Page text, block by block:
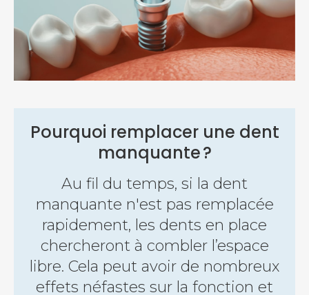
Pourquoi remplacer une dent
manquante ?
Au fil du temps, si la dent
manquante n'est pas remplacée
rapidement, les dents en place
chercheront à combler l’espace
libre. Cela peut avoir de nombreux
effets néfastes sur la fonction et